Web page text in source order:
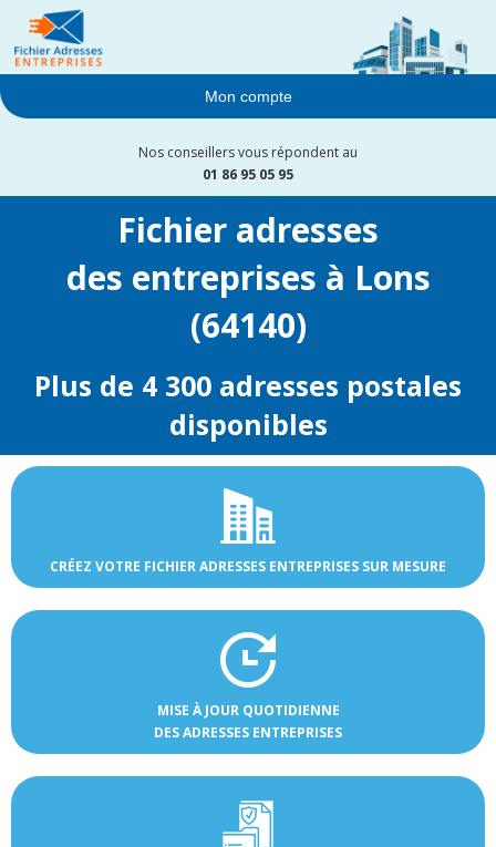
Mon compte
Nos conseillers vous répondent au
01 86 95 05 95
Fichier adresses
des entreprises à Lons
(64140)
Plus de 4 300 adresses postales
disponibles
CRÉEZ VOTRE FICHIER ADRESSES ENTREPRISES SUR MESURE
MISE À JOUR QUOTIDIENNE
DES ADRESSES ENTREPRISES